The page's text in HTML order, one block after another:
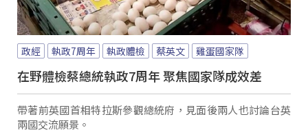
政經 執政7周年 執政體檢 蔡英文 雞蛋國家隊
在野體檢蔡總統執政7周年 聚焦國家隊成效差
帶著前英國首相特拉斯參觀總統府，見面後兩人也討論台英
兩國交流願景。